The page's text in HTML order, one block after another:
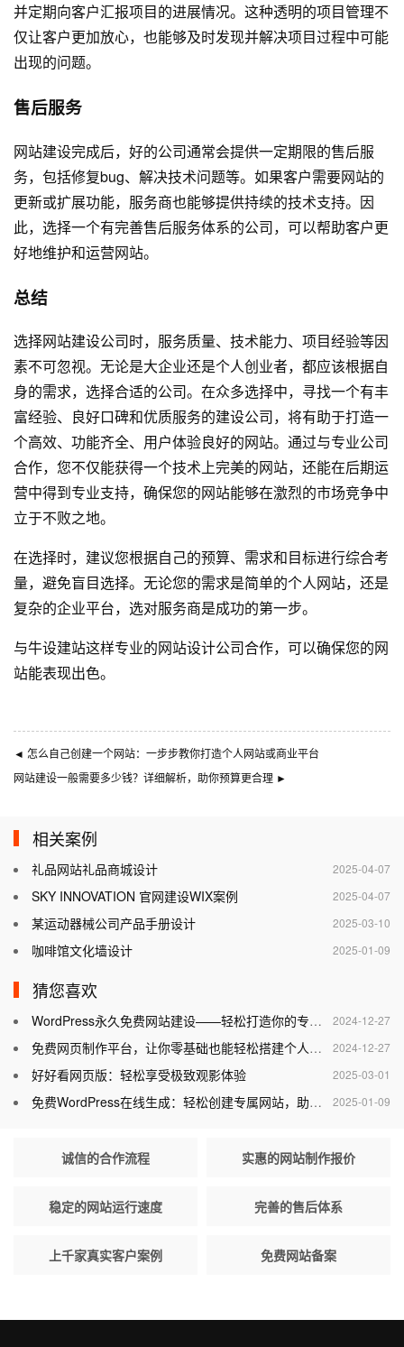
并定期向客户汇报项目的进展情况。这种透明的项目管理不
仅让客户更加放心，也能够及时发现并解决项目过程中可能
出现的问题。
售后服务
网站建设完成后，好的公司通常会提供一定期限的售后服
务，包括修复bug、解决技术问题等。如果客户需要网站的
更新或扩展功能，服务商也能够提供持续的技术支持。因
此，选择一个有完善售后服务体系的公司，可以帮助客户更
好地维护和运营网站。
总结
选择网站建设公司时，服务质量、技术能力、项目经验等因
素不可忽视。无论是大企业还是个人创业者，都应该根据自
身的需求，选择合适的公司。在众多选择中，寻找一个有丰
富经验、良好口碑和优质服务的建设公司，将有助于打造一
个高效、功能齐全、用户体验良好的网站。通过与专业公司
合作，您不仅能获得一个技术上完美的网站，还能在后期运
营中得到专业支持，确保您的网站能够在激烈的市场竞争中
立于不败之地。
在选择时，建议您根据自己的预算、需求和目标进行综合考
量，避免盲目选择。无论您的需求是简单的个人网站，还是
复杂的企业平台，选对服务商是成功的第一步。
与牛设建站这样专业的网站设计公司合作，可以确保您的网
站能表现出色。
◄ 怎么自己创建一个网站：一步步教你打造个人网站或商业平台
网站建设一般需要多少钱？详细解析，助你预算更合理 ►
相关案例
2025-04-07
礼品网站礼品商城设计
2025-04-07
SKY INNOVATION 官网建设WIX案例
2025-03-10
某运动器械公司产品手册设计
2025-01-09
咖啡馆文化墙设计
猜您喜欢
2024-12-27
WordPress永久免费网站建设——轻松打造你的专属网站
2024-12-27
免费网页制作平台，让你零基础也能轻松搭建个人网站
2025-03-01
好好看网页版：轻松享受极致观影体验
2025-01-09
免费WordPress在线生成：轻松创建专属网站，助力个人与企业腾飞
诚信的合作流程 实惠的网站制作报价
稳定的网站运行速度 完善的售后体系
上千家真实客户案例 免费网站备案